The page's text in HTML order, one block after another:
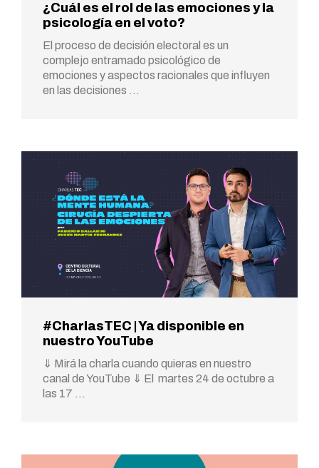
¿Cuál es el rol de las emociones y la
psicología en el voto?
El proceso de decisión electoral es un
complejo entramado psicológico de
emociones y aspectos racionales que influyen
en las decisiones …
#CharlasTEC | Ya disponible en
nuestro YouTube
⇓ Mirá la charla cuando quieras en nuestro
canal de YouTube ⇓ El martes 24 de octubre a
las 17 …